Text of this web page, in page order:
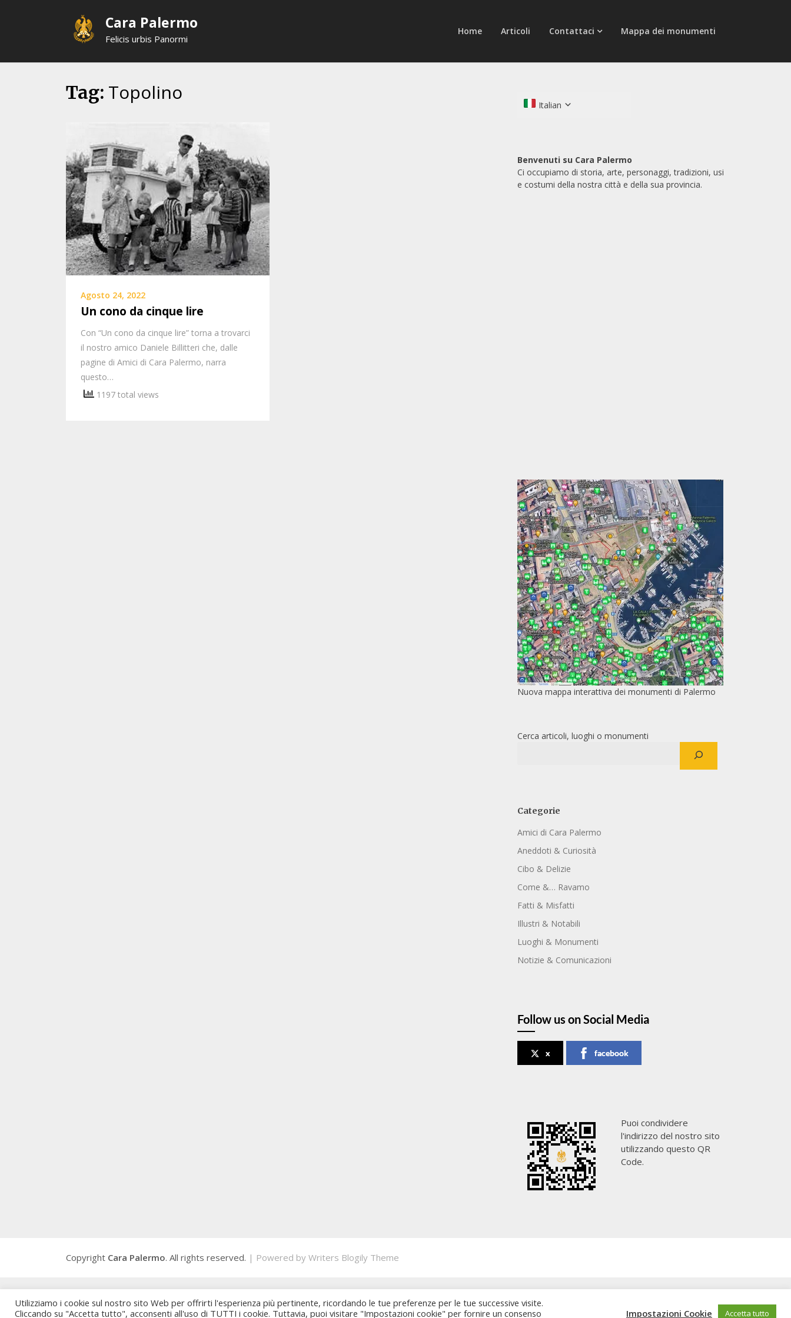
Cara Palermo
Felicis urbis Panormi
Home Articoli Contattaci Mappa dei monumenti
Tag: Topolino
Agosto 24, 2022
Un cono da cinque lire
Con “Un cono da cinque lire” torna a trovarci
il nostro amico Daniele Billitteri che, dalle
pagine di Amici di Cara Palermo, narra
questo…
1197 total views
Italian
Benvenuti su Cara Palermo
Ci occupiamo di storia, arte, personaggi, tradizioni, usi
e costumi della nostra città e della sua provincia.
Nuova mappa interattiva dei monumenti di Palermo
Cerca articoli, luoghi o monumenti
Categorie
Amici di Cara Palermo
Aneddoti & Curiosità
Cibo & Delizie
Come &… Ravamo
Fatti & Misfatti
Illustri & Notabili
Luoghi & Monumenti
Notizie & Comunicazioni
Follow us on Social Media
x facebook
Puoi condividere
l'indirizzo del nostro sito
utilizzando questo QR
Code.
Copyright Cara Palermo. All rights reserved. | Powered by Writers Blogily Theme
Utilizziamo i cookie sul nostro sito Web per offrirti l'esperienza più pertinente, ricordando le tue preferenze per le tue successive visite.
Cliccando su "Accetta tutto", acconsenti all'uso di TUTTI i cookie. Tuttavia, puoi visitare "Impostazioni cookie" per fornire un consenso
Impostazioni Cookie Accetta tutto